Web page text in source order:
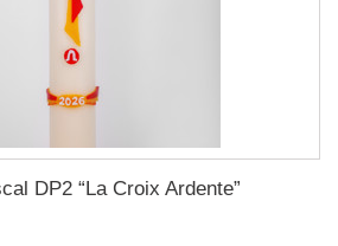
DP2 “La Croix Ardente”